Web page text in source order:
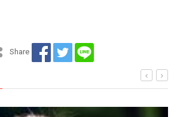
Share